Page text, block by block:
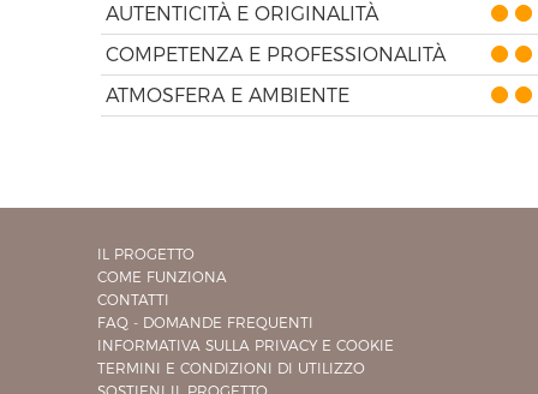
AUTENTICITÀ E ORIGINALITÀ
COMPETENZA E PROFESSIONALITÀ
ATMOSFERA E AMBIENTE
IL PROGETTO
COME FUNZIONA
CONTATTI
FAQ - DOMANDE FREQUENTI
INFORMATIVA SULLA PRIVACY E COOKIE
TERMINI E CONDIZIONI DI UTILIZZO
SOSTIENI IL PROGETTO